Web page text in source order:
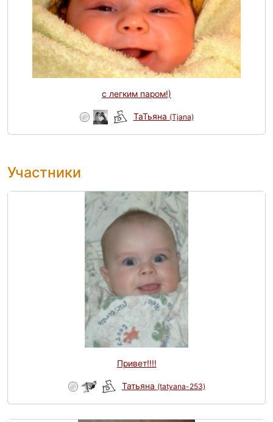
с легким паром!)
ТаТьяна (Tjana)
Участники
Привет!!!!
Татьяна (tatyana-253)